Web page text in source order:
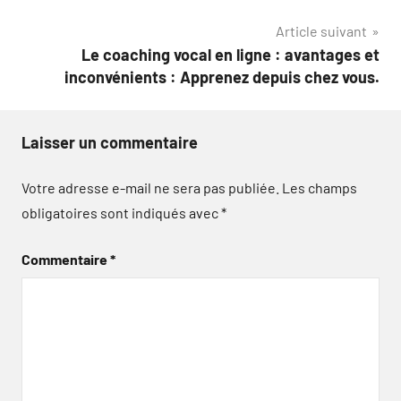
Article suivant
Le coaching vocal en ligne : avantages et
inconvénients : Apprenez depuis chez vous.
Laisser un commentaire
Votre adresse e-mail ne sera pas publiée. Les champs
obligatoires sont indiqués avec*
Commentaire*